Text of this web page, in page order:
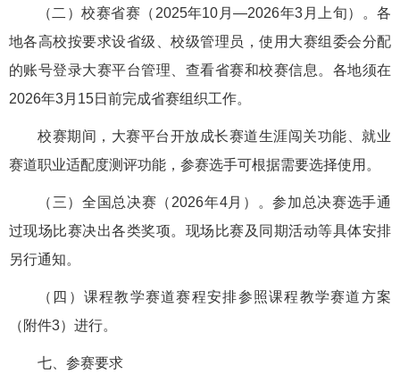
（二）校赛省赛（2025年10月—2026年3月上旬）。各
地各高校按要求设省级、校级管理员，使用大赛组委会分配
的账号登录大赛平台管理、查看省赛和校赛信息。各地须在
2026年3月15日前完成省赛组织工作。
校赛期间，大赛平台开放成长赛道生涯闯关功能、就业
赛道职业适配度测评功能，参赛选手可根据需要选择使用。
（三）全国总决赛（2026年4月）。参加总决赛选手通
过现场比赛决出各类奖项。现场比赛及同期活动等具体安排
另行通知。
（四）课程教学赛道赛程安排参照课程教学赛道方案
（附件3）进行。
七、参赛要求